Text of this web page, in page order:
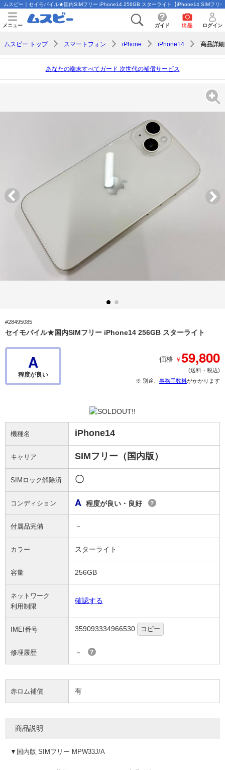
ムスビー｜セイモバイル★国内SIMフリー iPhone14 256GB スターライト【iPhone14 SIMフリ
メニュー ガイド 出品 ログイン
ムスビー トップ スマートフォン iPhone iPhone14 商品詳細
あなたの端末すべてガード 次世代の補償サービス
#28495085
セイモバイル★国内SIMフリー iPhone14 256GB スターライト
A
程度が良い
価格 ￥59,800
(送料・税込)
※ 別途、 事務手数料がかかります
機種名 iPhone14
キャリア SIMフリー（国内版）
SIMロック解除済 〇
コンディション A 程度が良い・良好 ?
付属品完備 －
カラー スターライト
容量 256GB
ネットワーク
利用制限
確認する
IMEI番号 359093334966530 コピー
修理履歴 － ?
赤ロム補償 有
商品説明
▼国内版 SIMフリー MPW33J/A